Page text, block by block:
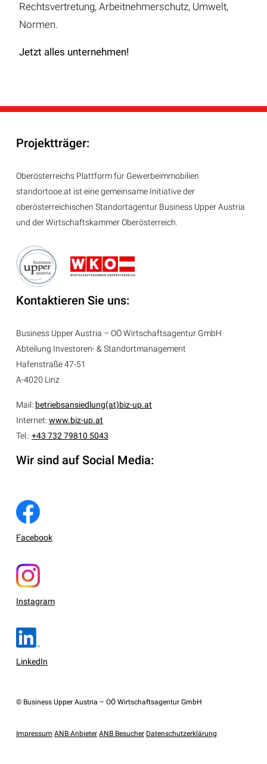
Rechtsvertretung, Arbeitnehmerschutz, Umwelt,
Normen.
Jetzt alles unternehmen!
Projektträger:
Oberösterreichs Plattform für Gewerbeimmobilien
standortooe.at ist eine gemeinsame Initiative der
oberösterreichischen Standortagentur Business Upper Austria
und der Wirtschaftskammer Oberösterreich.
Kontaktieren Sie uns:
Business Upper Austria – OÖ Wirtschaftsagentur GmbH
Abteilung Investoren- & Standortmanagement
Hafenstraße 47-51
A-4020 Linz
Mail: betriebsansiedlung(at)biz-up.at
Internet: www.biz-up.at
Tel.: +43 732 79810 5043
Wir sind auf Social Media:
Facebook
Instagram
LinkedIn
© Business Upper Austria – OÖ Wirtschaftsagentur GmbH
Impressum ANB Anbieter ANB Besucher Datenschutzerklärung